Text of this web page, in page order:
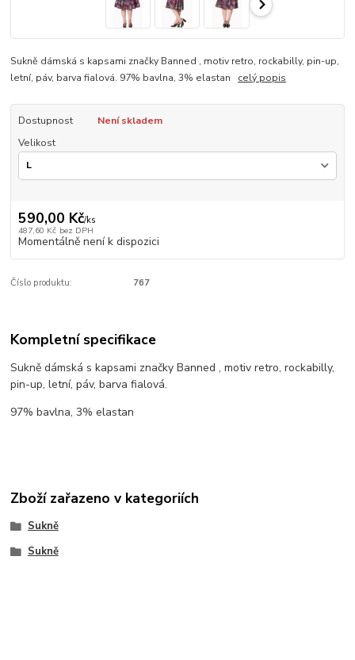
Sukně dámská s kapsami značky Banned , motiv retro, rockabilly, pin-up,
letní, páv, barva fialová. 97% bavlna, 3% elastan celý popis
Dostupnost
Není skladem
Velikost
590,00 Kč/ks
487,60 Kč bez DPH
Momentálně není k dispozici
Číslo produktu: 767
Kompletní specifikace
Sukně dámská s kapsami značky Banned , motiv retro, rockabilly,
pin-up, letní, páv, barva fialová.
97% bavlna, 3% elastan
Zboží zařazeno v kategoriích
Sukně
Sukně